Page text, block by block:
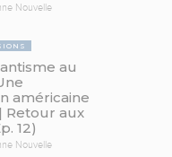
Nouvelle
au
américaine
Retour aux
12)
Nouvelle